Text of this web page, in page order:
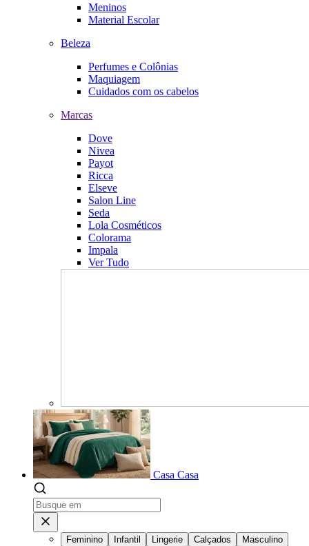
Meninos
Material Escolar
Beleza
Perfumes e Colônias
Maquiagem
Cuidados com os cabelos
Marcas
Dove
Nivea
Payot
Ricca
Elseve
Salon Line
Seda
Lola Cosméticos
Colorama
Impala
Ver Tudo
Casa Casa
Feminino Infantil Lingerie Calçados
Masculino